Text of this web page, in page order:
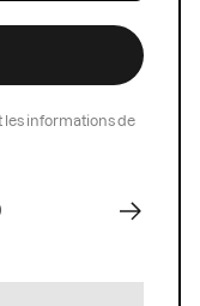
les informations de